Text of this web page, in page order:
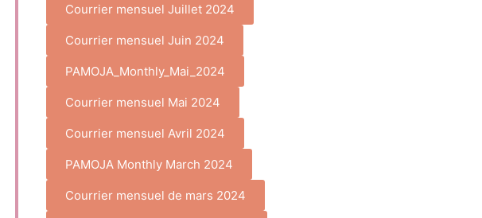
Courrier mensuel Juillet 2024
Courrier mensuel Juin 2024
PAMOJA_Monthly_Mai_2024
Courrier mensuel Mai 2024
Courrier mensuel Avril 2024
PAMOJA Monthly March 2024
Courrier mensuel de mars 2024